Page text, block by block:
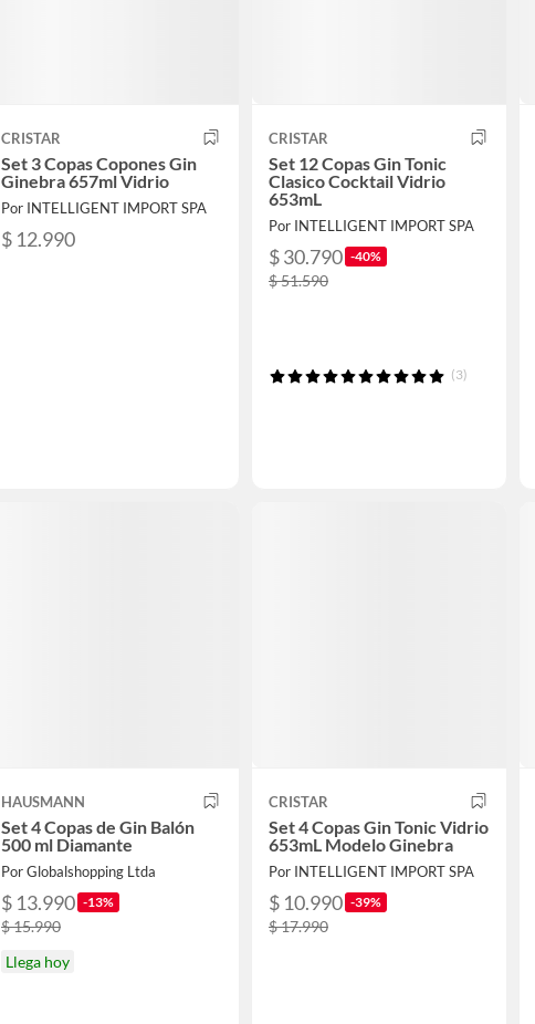
CRISTAR
Set 3 Copas Copones Gin
Ginebra 657ml Vidrio
Por INTELLIGENT IMPORT SPA
$ 12.990
CRISTAR
Set 12 Copas Gin Tonic
Clasico Cocktail Vidrio
653mL
Por INTELLIGENT IMPORT SPA
$ 30.790 -40%
$ 51.590
(3)
HAUSMANN
Set 4 Copas de Gin Balón
500 ml Diamante
Por Globalshopping Ltda
$ 13.990 -13%
$ 15.990
Llega hoy
CRISTAR
Set 4 Copas Gin Tonic Vidrio
653mL Modelo Ginebra
Por INTELLIGENT IMPORT SPA
$ 10.990 -39%
$ 17.990